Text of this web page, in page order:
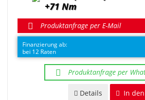
+71 Nm
Produktanfrage per E-Mail
Finanzierung ab:
bei 12 Raten
Produktanfrage per
In
Details